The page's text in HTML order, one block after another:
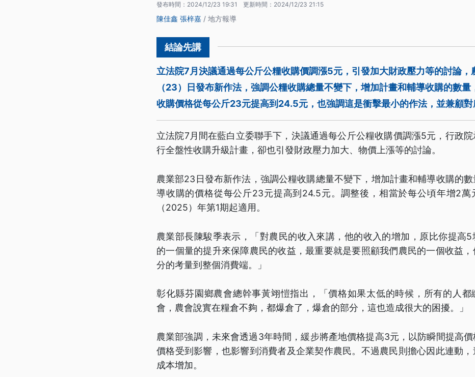
發布時間： 2024/12/23 19:31 更新時間： 2024/12/23 21:15
陳佳鑫 張梓嘉 / 地方報導
立法院7月決議通過每公斤公糧收購價調漲5元，引發加大財政壓力等的討論，
（23）日發布新作法，強調公糧收購總量不變下，增加計畫和輔導收購的數量
收購價格從每公斤23元提高到24.5元，也強調這是衝擊最小的作法，並兼顧對
立法院7月間在藍白立委聯手下，決議通過每公斤公糧收購價調漲5元，行政
行全盤性收購升級計畫，卻也引發財政壓力加大、物價上漲等的討論。
農業部23日發布新作法，強調公糧收購總量不變下，增加計畫和輔導收購的
導收購的價格從每公斤23元提高到24.5元。調整後，相當於每公頃年增2萬
（2025）年第1期起適用。
農業部長陳駿季表示，「對農民的收入來講，他的收入的增加，原比你提高5
的一個量的提升來保障農民的收益，最重要就是要照顧我們農民的一個收益
分的考量到整個消費端。」
彰化縣芬園鄉農會總幹事黃翊愷指出，「價格如果太低的時候，所有的人都
會，農會說實在糧倉不夠，都爆倉了，爆倉的部分，這也造成很大的困擾。」
農業部強調，未來會透過3年時間，緩步將產地價格提高3元，以防瞬間提高
價格受到影響，也影響到消費者及企業契作農民。不過農民則擔心因此連動
成本增加。